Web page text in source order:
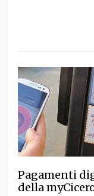
Pagamenti
della